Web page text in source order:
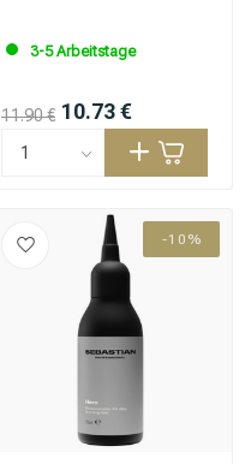
Haarfärbung
3-5 Arbeitstage
11.90 € 10.73 €
-10%